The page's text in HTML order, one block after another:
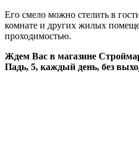
Его смело можно стелить в
комнате и других жилых
проходимостью.
Ждем Вас в магазине
Падь, 5, каждый день, без